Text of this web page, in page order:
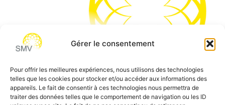
Gérer le consentement
Pour offrir les meilleures expériences, nous utilisons des technologies
telles que les cookies pour stocker et/ou accéder aux informations des
appareils. Le fait de consentir à ces technologies nous permettra de
traiter des données telles que le comportement de navigation ou les ID
SMV permet de vous aider à gagner du temps et vous
permettre de vous concentrer sur l’essentiel de votre